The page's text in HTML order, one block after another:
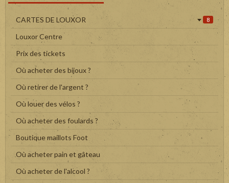
CARTES DE LOUXOR 8
Louxor Centre
Prix des tickets
Où acheter des bijoux ?
Où retirer de l'argent ?
Où louer des vélos ?
Où acheter des foulards ?
Boutique maillots Foot
Où acheter pain et gâteau
Où acheter de l'alcool ?